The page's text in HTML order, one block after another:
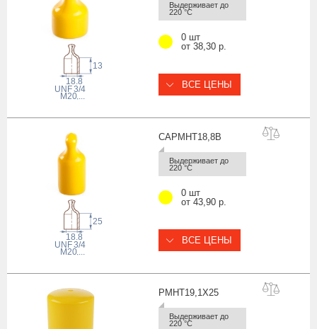
Выдерживает до
220 °С
M20,...
13
UNF3/4
18.8
0 шт
от 38,30 р.
ВСЕ ЦЕНЫ
CAPMHT18,8B
Выдерживает до
220 °С
M20,...
25
UNF3/4
18.8
0 шт
от 43,90 р.
ВСЕ ЦЕНЫ
PMHT19,1X25
Выдерживает до
220 °С